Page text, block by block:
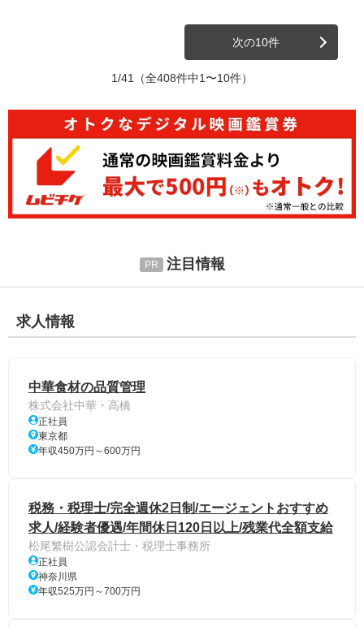
次の10件
1/41 （全408件中1〜10件）
注目情報
求人情報
中華食材の品質管理
株式会社中華・高橋
正社員
東京都
年収450万円～600万円
税務・税理士/完全週休2日制/エージェントおすすめ
求人/経験者優遇/年間休日120日以上/残業代全額支給
松尾繁樹公認会計士・税理士事務所
正社員
神奈川県
年収525万円～700万円